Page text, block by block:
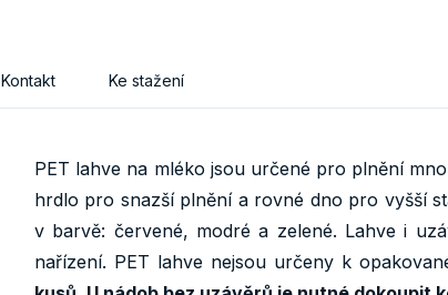
Kontakt Ke stažení
PET lahve na mléko jsou určené pro plnění
hrdlo pro snazší plnění a rovné dno pro vyšší
v barvě: červené, modré a zelené. Lahve i
nařízení. PET lahve nejsou určeny k